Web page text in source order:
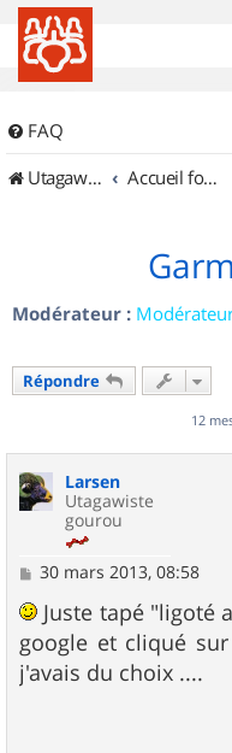
FAQ
UtagawaVTT (Randos VTT et VTTAE avec traces GPS)
Accueil forum
Modérateur :
Répondre
12
Larsen
Utagawiste
gourou
M
s
s
a
g
e
30 mars 2013, 08:58
Juste tapé "ligoté
google et cliqué
j'avais du choix ....